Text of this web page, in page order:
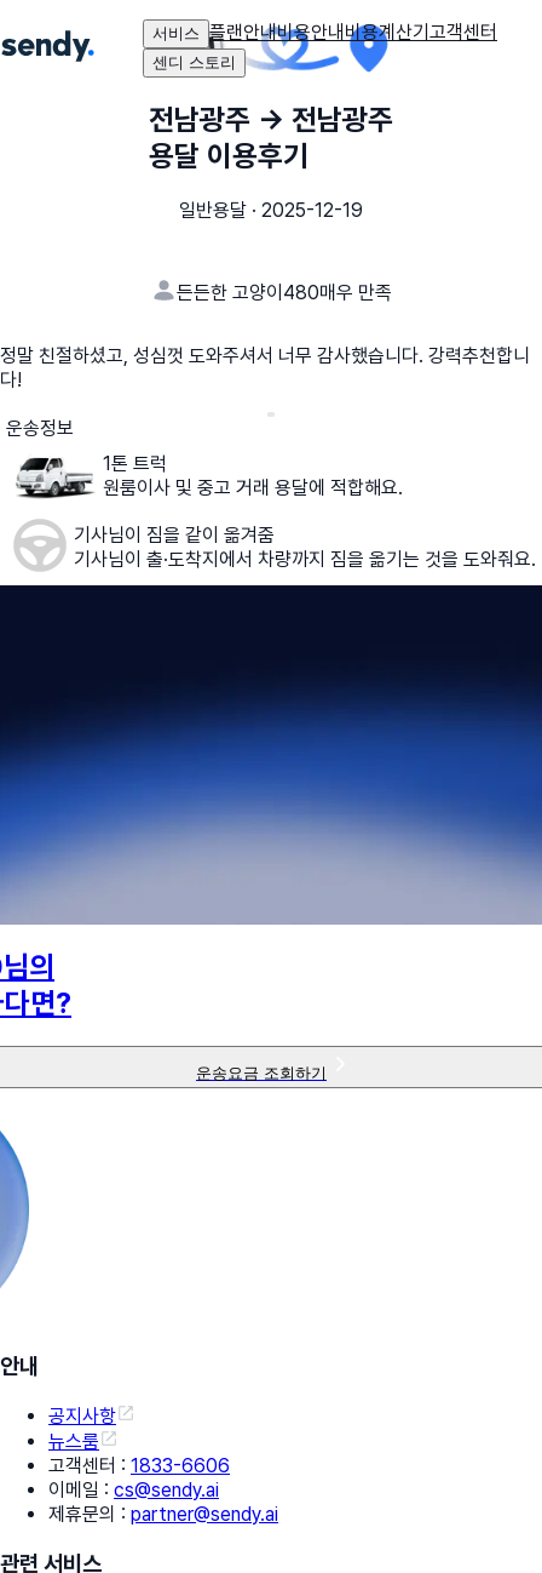
서비스 플랜안내비용안내비용계산기고객센터
센디 스토리
전남광주 → 전남광주
용달 이용후기
일반용달 · 2025-12-19
든든한 고양이480매우 만족
정말 친절하셨고, 성심껏 도와주셔서 너무 감사했습니다. 강력추천합니
다!
운송정보
1톤 트럭
원룸이사 및 중고 거래 용달에 적합해요.
기사님이 짐을 같이 옮겨줌
기사님이 출·도착지에서 차량까지 짐을 옮기는 것을 도와줘요.
님의
면?
운송요금 조회하기
안내
공지사항
뉴스룸
고객센터 : 1833-6606
이메일 : cs@sendy.ai
제휴문의 : partner@sendy.ai
관련 서비스